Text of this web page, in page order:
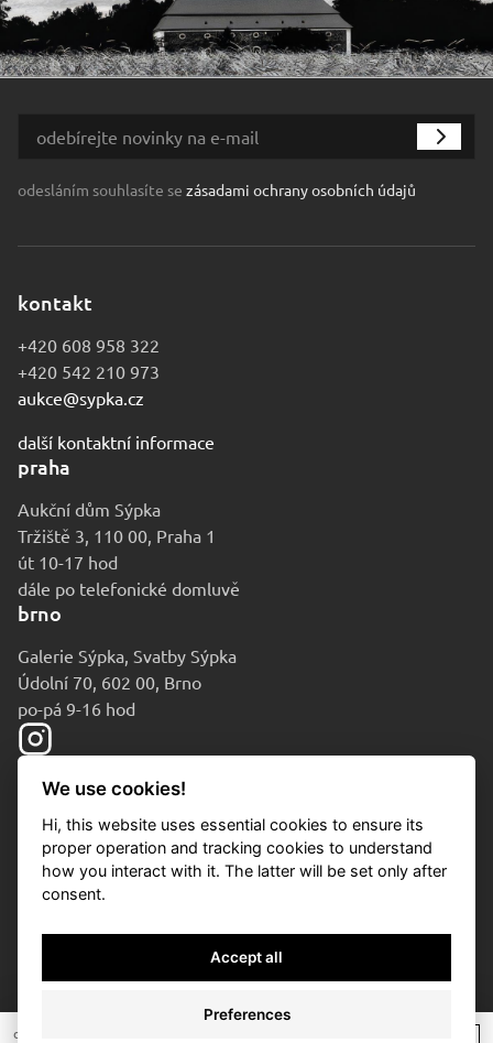
dosažená cena:
odesláním souhlasíte se zásadami ochrany osobních údajů
kontakt
+420 608 958 322
+420 542 210 973
aukce@sypka.cz
další kontaktní informace
praha
Aukční dům Sýpka
Tržiště 3, 110 00, Praha 1
út 10-17 hod
dále po telefonické domluvě
brno
Galerie Sýpka, Svatby Sýpka
Údolní 70, 602 00, Brno
po-pá 9-16 hod
Ochrana osobních údajů
© 2010-2026 Aukční dům Sýpka
We use cookies!
Hi, this website uses essential cookies to ensure its
proper operation and tracking cookies to understand
how you interact with it. The latter will be set only after
consent.
Accept all
Preferences